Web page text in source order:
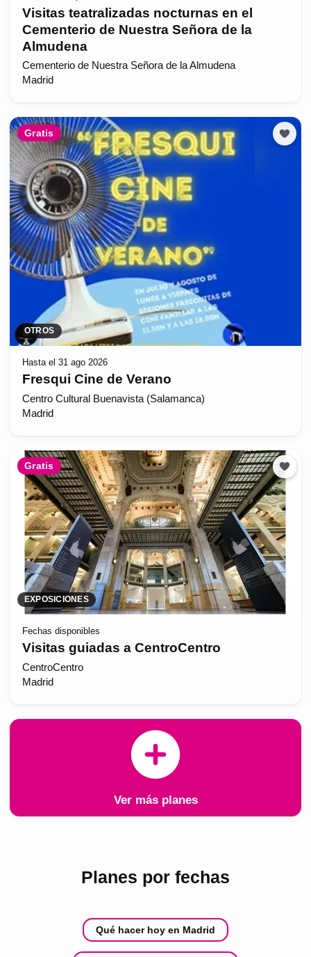
Visitas teatralizadas nocturnas en el
Cementerio de Nuestra Señora de la
Almudena
Cementerio de Nuestra Señora de la Almudena
Madrid
Gratis
OTROS
Hasta el 31 ago 2026
Fresqui Cine de Verano
Centro Cultural Buenavista (Salamanca)
Madrid
Gratis
EXPOSICIONES
Fechas disponibles
Visitas guiadas a CentroCentro
CentroCentro
Madrid
Ver más planes
Planes por fechas
Qué hacer hoy en Madrid